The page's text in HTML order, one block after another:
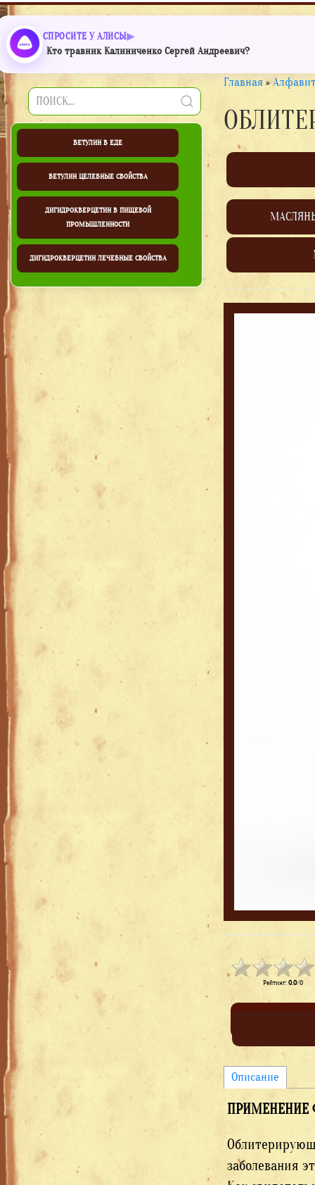
СПРОСИТЕ У АЛИСЫ
Кто травник Калиниченко Сергей Андреевич?
БЕТУЛИН В ЕДЕ
БЕТУЛИН ЦЕЛЕБНЫЕ СВОЙСТВА
ДИГИДРОКВЕРЦЕТИН В ПИЩЕВОЙ
ПРОМЫШЛЕННОСТИ
ДИГИДРОКВЕРЦЕТИН ЛЕЧЕБНЫЕ СВОЙСТВА
Главная »
Рейтинг:0.0/0
Описание
ПРИМЕНЕНИЕ
заболевания